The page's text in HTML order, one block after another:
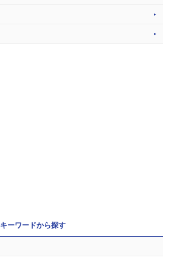
キーワードから探す